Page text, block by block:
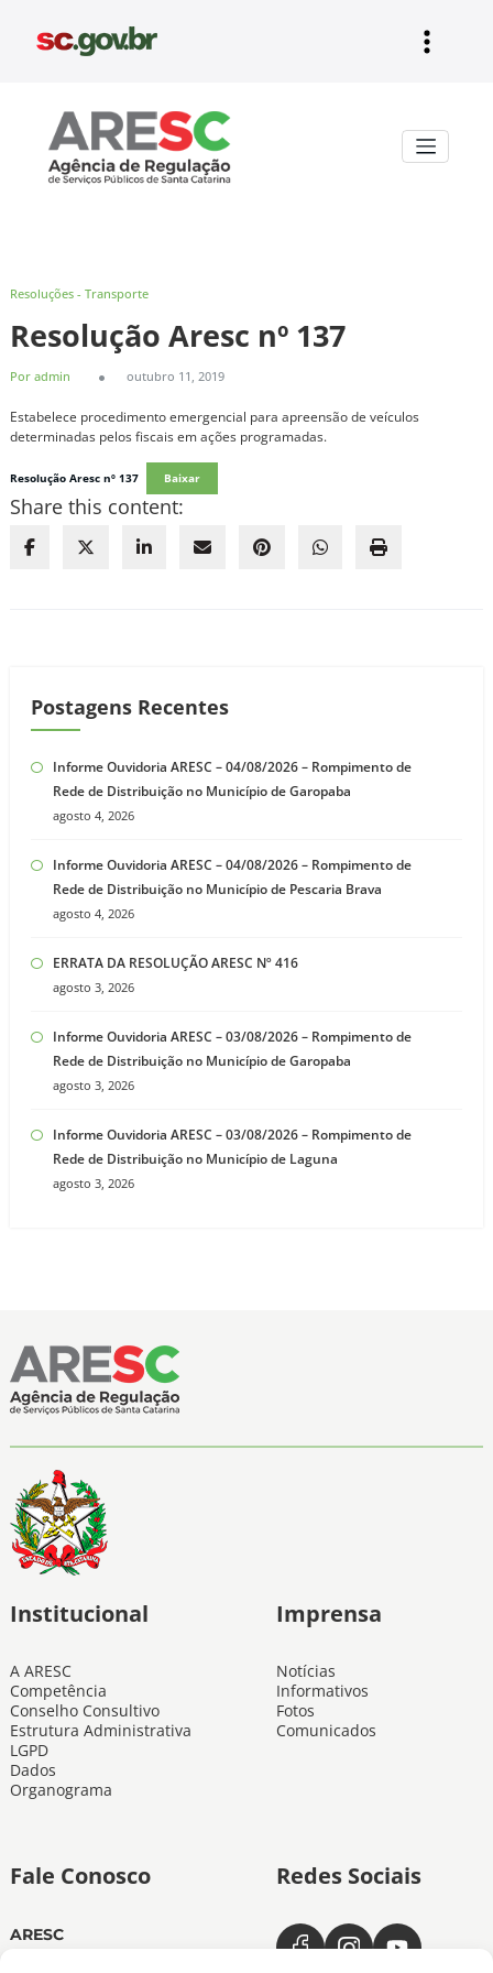
Resoluções - Transporte
Resolução Aresc nº 137
Por admin outubro 11, 2019
Estabelece procedimento emergencial para apreensão de veículos
determinadas pelos fiscais em ações programadas.
Resolução Aresc nº 137 Baixar
Share this content:
Postagens Recentes
Informe Ouvidoria ARESC – 04/08/2026 – Rompimento de
Rede de Distribuição no Município de Garopaba
agosto 4, 2026
Informe Ouvidoria ARESC – 04/08/2026 – Rompimento de
Rede de Distribuição no Município de Pescaria Brava
agosto 4, 2026
ERRATA DA RESOLUÇÃO ARESC Nº 416
agosto 3, 2026
Informe Ouvidoria ARESC – 03/08/2026 – Rompimento de
Rede de Distribuição no Município de Garopaba
agosto 3, 2026
Informe Ouvidoria ARESC – 03/08/2026 – Rompimento de
Rede de Distribuição no Município de Laguna
agosto 3, 2026
Institucional
A ARESC
Competência
Conselho Consultivo
Estrutura Administrativa
LGPD
Dados
Organograma
Imprensa
Notícias
Informativos
Fotos
Comunicados
Fale Conosco
ARESC
Redes Sociais